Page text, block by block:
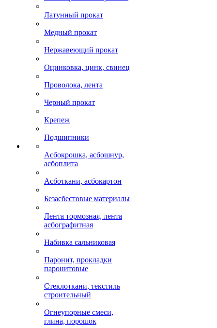
Латунный прокат
Медный прокат
Нержавеющий прокат
Оцинковка, цинк, свинец
Проволока, лента
Черный прокат
Крепеж
Подшипники
Асбокрошка, асбошнур,
асбоплита
Асботкани, асбокартон
Безасбестовые материалы
Лента тормозная, лента
асбографитная
Набивка сальниковая
Паронит, прокладки
паронитовые
Стеклоткани, текстиль
строительный
Огнеупорные смеси,
глина, порошок